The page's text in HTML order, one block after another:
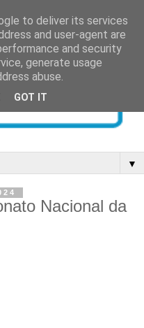
▼
Nacional da
to deliver its services
and user-agent are
and security
generate usage
abuse.
GOT IT